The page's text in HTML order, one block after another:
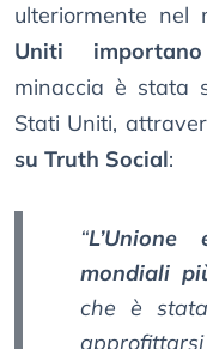
ulteriormente nel
Uniti
minaccia è stata
Stati Uniti,
su Truth Social:
“
mondiali
che è